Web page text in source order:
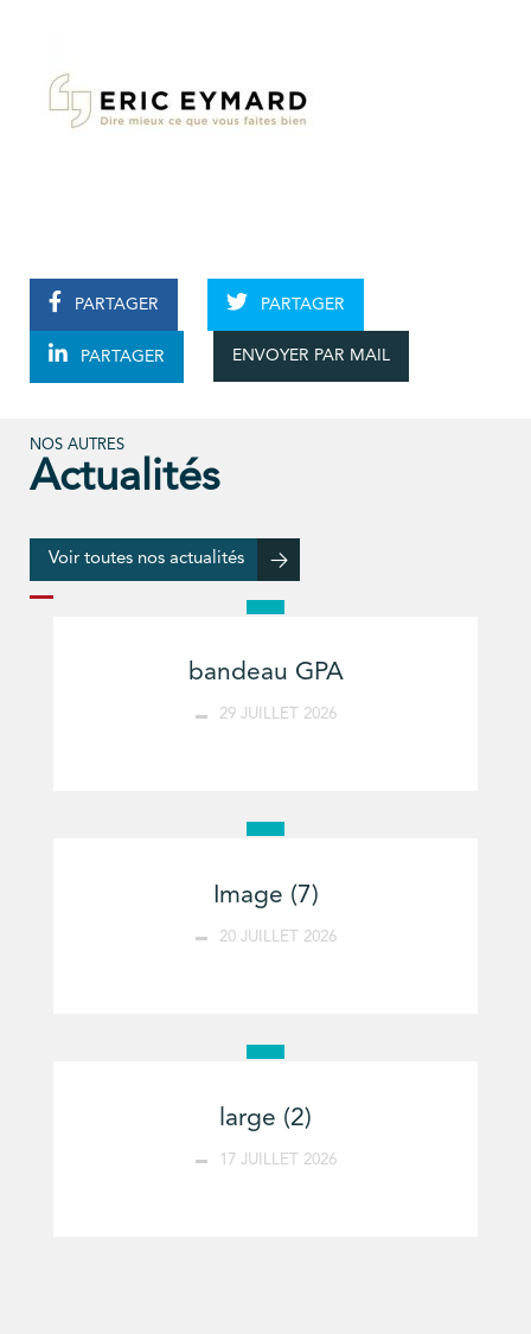
PARTAGER PARTAGER
PARTAGER ENVOYER PAR MAIL
NOS AUTRES
Actualités
Voir toutes nos actualités
bandeau GPA
29 JUILLET 2026
Image (7)
20 JUILLET 2026
large (2)
17 JUILLET 2026